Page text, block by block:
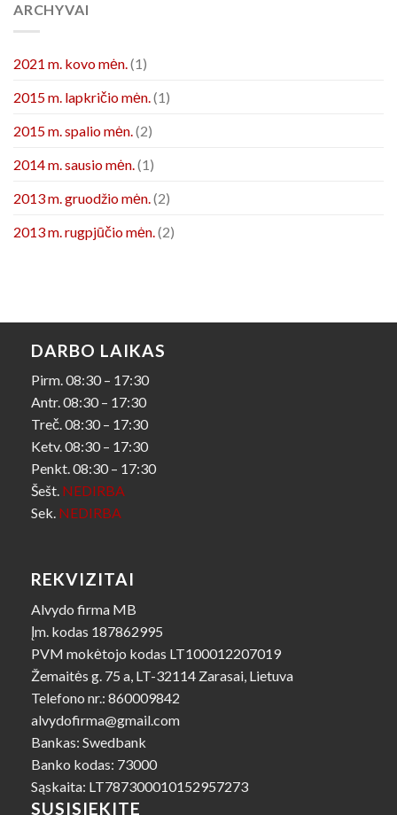
ARCHYVAI
2021 m. kovo mėn. (1)
2015 m. lapkričio mėn. (1)
2015 m. spalio mėn. (2)
2014 m. sausio mėn. (1)
2013 m. gruodžio mėn. (2)
2013 m. rugpjūčio mėn. (2)
DARBO LAIKAS
Pirm. 08:30 – 17:30
Antr. 08:30 – 17:30
Treč. 08:30 – 17:30
Ketv. 08:30 – 17:30
Penkt. 08:30 – 17:30
Šešt. NEDIRBA
Sek. NEDIRBA
REKVIZITAI
Alvydo firma MB
Įm. kodas 187862995
PVM mokėtojo kodas LT100012207019
Žemaitės g. 75 a, LT-32114 Zarasai, Lietuva
Telefono nr.: 860009842
alvydofirma@gmail.com
Bankas: Swedbank
Banko kodas: 73000
Sąskaita: LT787300010152957273
SUSISIEKITE